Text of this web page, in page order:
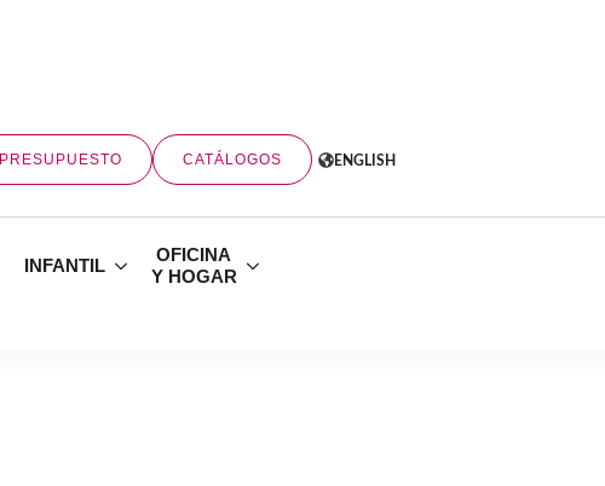
PRESUPUESTO CATÁLOGOS ENGLISH
INFANTIL
OFICINA
Y HOGAR